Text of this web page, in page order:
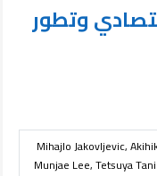
وتطور
Mihajlo Jakovljevic,
Munjae Lee, Tetsuya